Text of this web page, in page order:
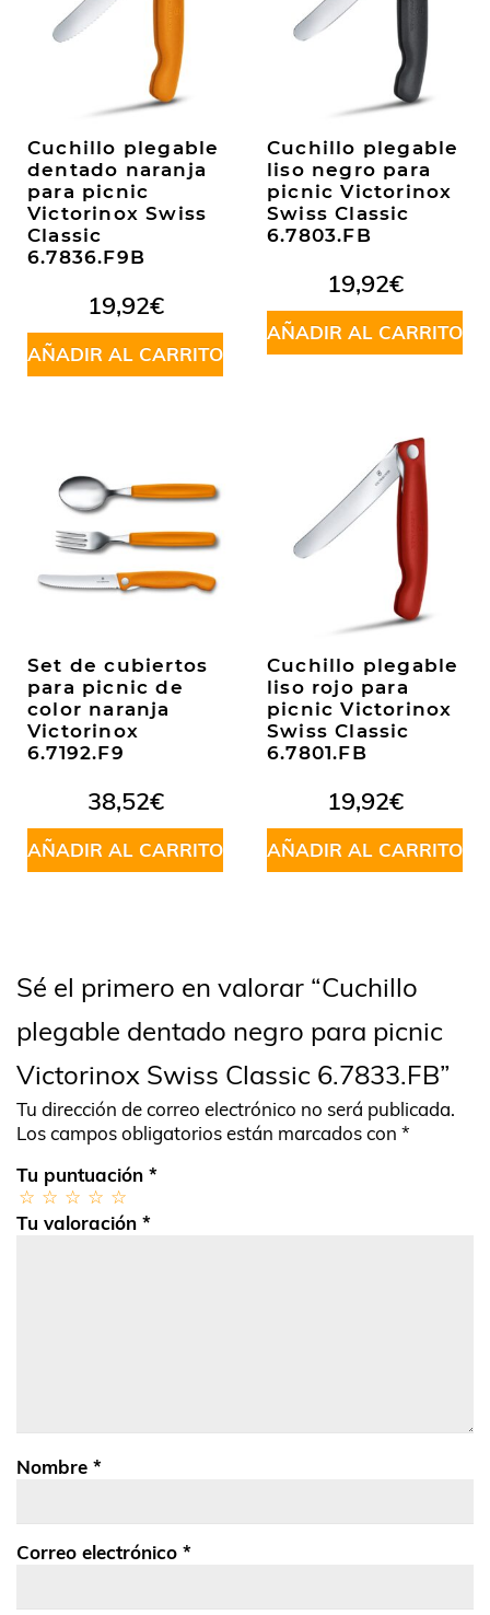
Cuchillo plegable
dentado naranja
para picnic
Victorinox Swiss
Classic
6.7836.F9B
19,92€
AÑADIR AL CARRITO
Cuchillo plegable
liso negro para
picnic Victorinox
Swiss Classic
6.7803.FB
19,92€
AÑADIR AL CARRITO
Set de cubiertos
para picnic de
color naranja
Victorinox
6.7192.F9
38,52€
AÑADIR AL CARRITO
Cuchillo plegable
liso rojo para
picnic Victorinox
Swiss Classic
6.7801.FB
19,92€
AÑADIR AL CARRITO
Sé el primero en valorar “Cuchillo
plegable dentado negro para picnic
Victorinox Swiss Classic 6.7833.FB”
Tu dirección de correo electrónico no será publicada.
Los campos obligatorios están marcados con *
Tu puntuación *
Tu valoración *
Nombre *
Correo electrónico *